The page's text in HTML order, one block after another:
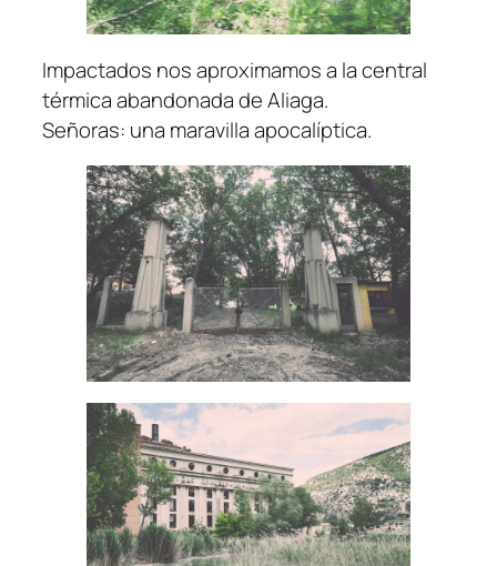
Impactados nos aproximamos a la central
térmica abandonada de Aliaga.
Señoras: una maravilla apocalíptica.